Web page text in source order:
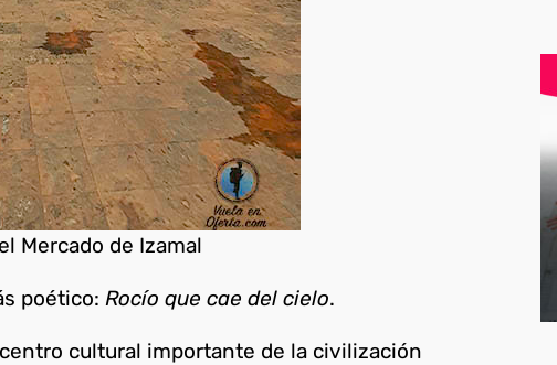
Mercado de Izamal
poético: Rocío que cae del cielo.
cultural importante de la civilización